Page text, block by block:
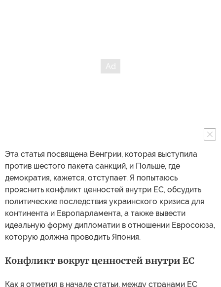
Эта статья посвящена Венгрии, которая выступила
против шестого пакета санкций, и Польше, где
демократия, кажется, отступает. Я попытаюсь
прояснить конфликт ценностей внутри ЕС, обсудить
политические последствия украинского кризиса для
континента и Европарламента, а также вывести
идеальную форму дипломатии в отношении Евросоюза,
которую должна проводить Япония.
Конфликт вокруг ценностей внутри ЕС
Как я отметил в начале статьи, между странами ЕС